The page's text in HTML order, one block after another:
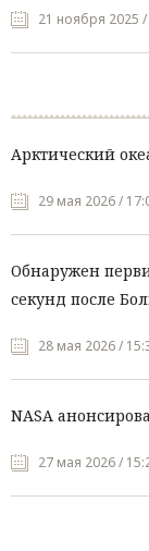
21 ноября 2025 /
Арктический
29 мая 2026 /
Обнаружен
секунд после
28 мая 2026 /
NASA
27 мая 2026 /